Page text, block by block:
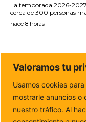
La temporada 2026-
cerca de 300 personas
hace 8 horas